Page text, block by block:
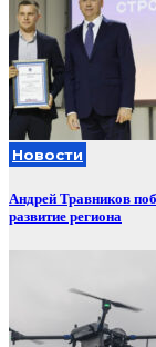
Новости
Андрей Травников
развитие региона